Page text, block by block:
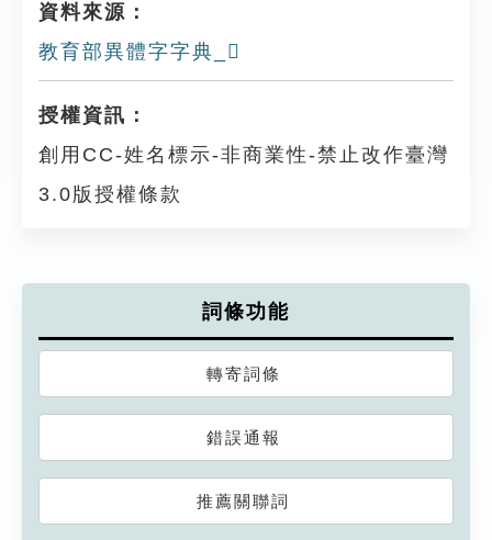
資料來源：
教育部異體字字典_𤛤
授權資訊：
創用CC-姓名標示-非商業性-禁止改作臺灣
3.0版授權條款
詞條功能
轉寄詞條
錯誤通報
推薦關聯詞